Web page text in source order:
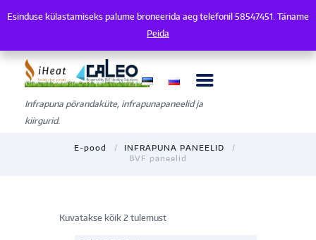
Infrapuna põrandaküte, infrapunapaneelid ja
kiirgurid.
E-pood
INFRAPUNA PANEELID
BVF paneelid
Kuvatakse kõik 2 tulemust
Esinduse külastamiseks palume broneerida aeg telefonil 58547451.
Esinduse külastamiseks palume broneerida aeg telefonil 58547451. Täname
Peida